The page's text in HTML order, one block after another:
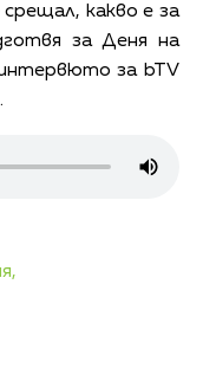
какво е за
за Деня на
за bTV